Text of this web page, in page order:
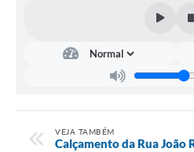
Diário Oficial
VEJA TAMBÉM
Calçamento da Rua João